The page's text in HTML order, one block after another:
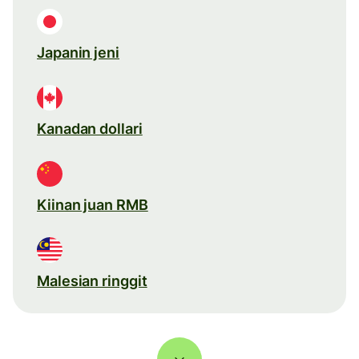
Japanin jeni
Kanadan dollari
Kiinan juan RMB
Malesian ringgit